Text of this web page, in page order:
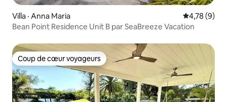
Villa · Anna Maria Note
4,78 (9)
Bean Point Residence Unit B par SeaBreeze Vacation
Coup de cœur voyageurs
Coup de cœur voyageurs